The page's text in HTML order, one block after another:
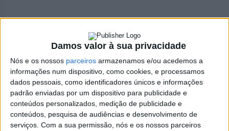
Damos valor à sua privacidade
Nós e os nossos parceiros armazenamos e/ou acedemos a
informações num dispositivo, como cookies, e processamos
dados pessoais, como identificadores únicos e informações
padrão enviadas por um dispositivo para publicidade e
conteúdos personalizados, medição de publicidade e
conteúdos, pesquisa de audiências e desenvolvimento de
serviços. Com a sua permissão, nós e os nossos parceiros
LAB
19 de Dezembro de 2022, 23:27